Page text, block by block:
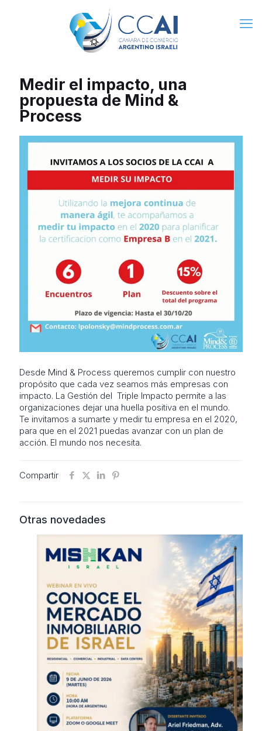
Medir el impacto, una
propuesta de Mind &
Process
Desde Mind & Process queremos cumplir con nuestro
propósito que cada vez seamos más empresas con
impacto. La Gestión del Triple Impacto permite a las
organizaciones dejar una huella positiva en el mundo.
Te invitamos a sumarte y medir tu empresa en el 2020,
para que en el 2021 puedas avanzar con un plan de
acción. El mundo nos necesita.
Compartir
Otras novedades